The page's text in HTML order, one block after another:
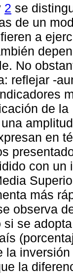
2 se
de un
a
No
reflejar -
de
en
con
más
observa
si se
la
la